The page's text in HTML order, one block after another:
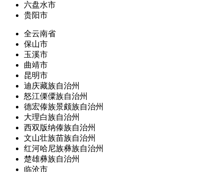
六盘水市
贵阳市
全云南省
保山市
玉溪市
曲靖市
昆明市
迪庆藏族自治州
怒江傈僳族自治州
德宏傣族景颇族自治州
大理白族自治州
西双版纳傣族自治州
文山壮族苗族自治州
红河哈尼族彝族自治州
楚雄彝族自治州
临沧市